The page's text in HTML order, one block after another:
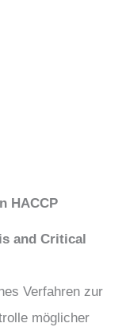
HACCP
and Critical
Verfahren zur
möglicher